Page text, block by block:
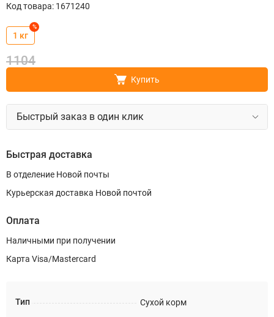
Код товара: 1671240
1 кг
%
1104
Купить
Быстрый заказ в один клик
Быстрая доставка
В отделение Новой почты
Курьерская доставка Новой почтой
Оплата
Наличными при получении
Карта Visa/Mastercard
Тип Сухой корм